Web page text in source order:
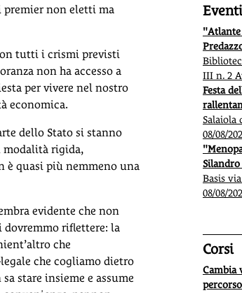
premier non eletti ma
tutti i crismi previsti
non ha accesso a
per vivere nel nostro
economica.
dello Stato si stanno
modalità rigida,
è quasi più nemmeno una
evidente che non
dovremmo riflettere: la
che
che cogliamo dietro
stare insieme e assume
Eventi
"Atlante
III n. 2
Festa
Salaiola
08/08/
Basis
08/08/
Corsi
Cambia